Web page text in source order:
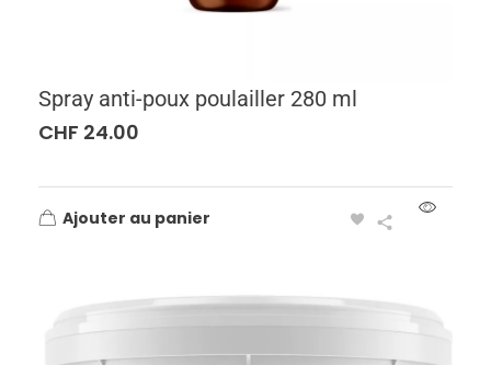
Spray anti-poux poulailler 280 ml
CHF 24.00
Ajouter au panier